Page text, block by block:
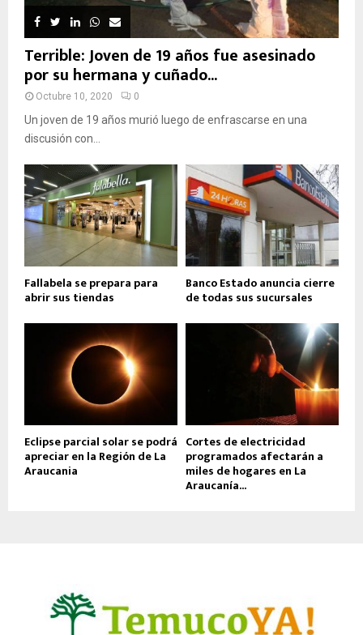
Terrible: Joven de 19 años fue asesinado
por su hermana y cuñado...
Octubre 10, 2020 0
Un joven de 19 años murió luego de enfrascarse en una
discusión con...
Fallabela se prepara para
abrir sus tiendas
Banco Estado anuncia cierre
de todas sus sucursales
Eclipse parcial solar se podrá
apreciar en la Región de La
Araucania
Cortes de electricidad
programados afectarán a
miles de hogares en La
Araucanía...